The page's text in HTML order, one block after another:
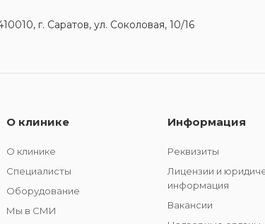
г. Саратов, ул. Соколовая, 10/16
О клинике
О клинике
Специалисты
Оборудование
Мы в СМИ
Информация
Реквизиты
Лицензии и
информация
Вакансии